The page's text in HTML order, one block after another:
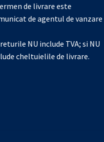
de livrare este
de agentul de vanzare
NU include TVA; si NU
cheltuielile de livrare.